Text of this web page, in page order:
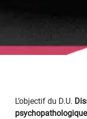
L’objectif du D.U.